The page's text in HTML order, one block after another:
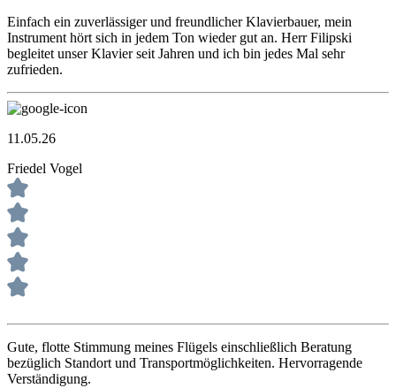
Einfach ein zuverlässiger und freundlicher Klavierbauer, mein
Instrument hört sich in jedem Ton wieder gut an. Herr Filipski
begleitet unser Klavier seit Jahren und ich bin jedes Mal sehr
zufrieden.
11.05.26
Friedel Vogel
Gute, flotte Stimmung meines Flügels einschließlich Beratung
bezüglich Standort und Transportmöglichkeiten. Hervorragende
Verständigung.